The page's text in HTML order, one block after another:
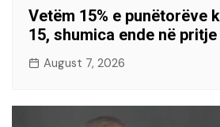
Vetëm 15% e punëtorëve
15, shumica ende në pritje
August 7, 2026